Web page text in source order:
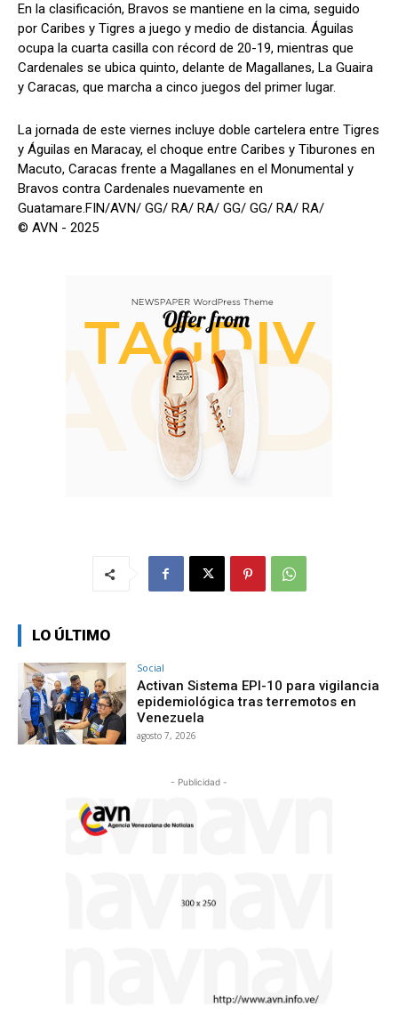
En la clasificación, Bravos se mantiene en la cima, seguido
por Caribes y Tigres a juego y medio de distancia. Águilas
ocupa la cuarta casilla con récord de 20-19, mientras que
Cardenales se ubica quinto, delante de Magallanes, La Guaira
y Caracas, que marcha a cinco juegos del primer lugar.
La jornada de este viernes incluye doble cartelera entre Tigres
y Águilas en Maracay, el choque entre Caribes y Tiburones en
Macuto, Caracas frente a Magallanes en el Monumental y
Bravos contra Cardenales nuevamente en
Guatamare.FIN/AVN/ GG/ RA/ RA/ GG/ GG/ RA/ RA/
© AVN - 2025
LO ÚLTIMO
Social
Activan Sistema EPI-10 para vigilancia
epidemiológica tras terremotos en
Venezuela
agosto 7, 2026
- Publicidad -